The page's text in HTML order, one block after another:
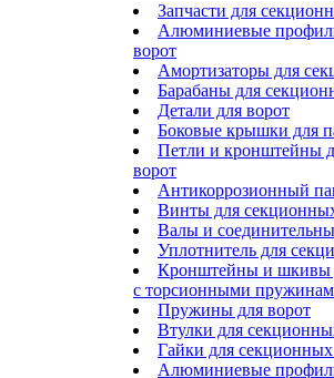
Запчасти для
Алюминиевые
ворот
Амортизаторы для
Барабаны для
Детали для ворот
Боковые крышки для
Петли и кронштейны
ворот
Антикоррозионный
Винты для
Валы и
Уплотнитель для
Кронштейны и шкивы
с торсионными
Пружины для ворот
Втулки для
Гайки для
Алюминиевые